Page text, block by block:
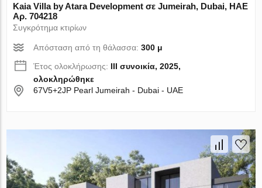
Kaia Villa by Atara Development σε Jumeirah, Dubai, ΗΑΕ
Αρ. 704218
Συγκρότημα κτιρίων
Απόσταση από τη θάλασσα:300 μ
Έτος ολοκλήρωσης: III συνοικία, 2025,
ολοκληρώθηκε
67V5+2JP Pearl Jumeirah - Dubai - UAE